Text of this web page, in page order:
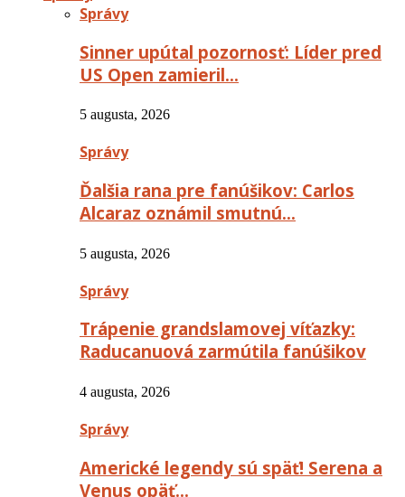
Správy
Sinner upútal pozornosť: Líder pred
US Open zamieril…
5 augusta, 2026
Správy
Ďalšia rana pre fanúšikov: Carlos
Alcaraz oznámil smutnú…
5 augusta, 2026
Správy
Trápenie grandslamovej víťazky:
Raducanuová zarmútila fanúšikov
4 augusta, 2026
Správy
Americké legendy sú späť! Serena a
Venus opäť…